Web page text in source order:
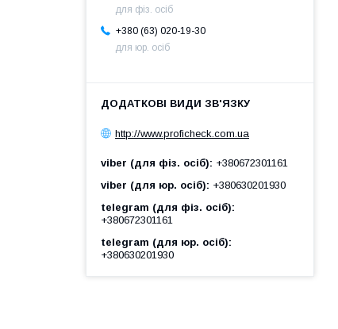
для фіз. осіб
+380 (63) 020-19-30
для юр. осіб
http://www.proficheck.com.ua
viber (для фіз. осіб)
+380672301161
viber (для юр. осіб)
+380630201930
telegram (для фіз. осіб)
+380672301161
telegram (для юр. осіб)
+380630201930